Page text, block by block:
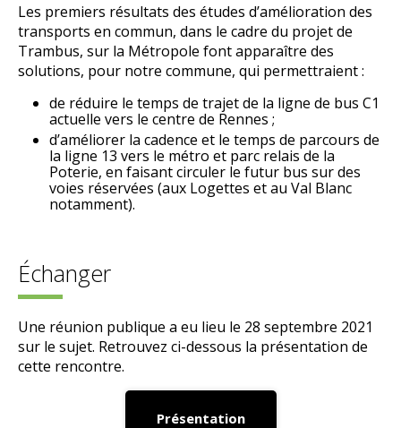
Les premiers résultats des études d’amélioration des
transports en commun, dans le cadre du projet de
Trambus, sur la Métropole font apparaître des
solutions, pour notre commune, qui permettraient :
de réduire le temps de trajet de la ligne de bus C1
actuelle vers le centre de Rennes ;
d’améliorer la cadence et le temps de parcours de
la ligne 13 vers le métro et parc relais de la
Poterie, en faisant circuler le futur bus sur des
voies réservées (aux Logettes et au Val Blanc
notamment).
Échanger
Une réunion publique a eu lieu le 28 septembre 2021
sur le sujet. Retrouvez ci-dessous la présentation de
cette rencontre.
Présentation